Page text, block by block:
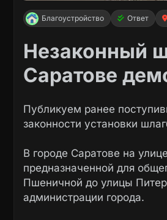
Благоустройство Ответ
Незаконный
Саратове
Публикуем ранее
законности установки
В городе Саратове на
предназначенной для
Пшеничной до улицы
администрации города.